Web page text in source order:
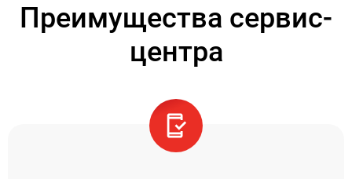
Преимущества сервис-
центра